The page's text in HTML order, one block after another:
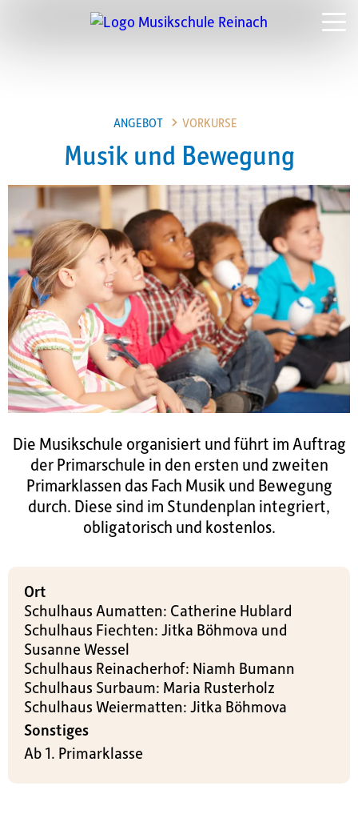
ANGEBOT > VORKURSE
Musik und Bewegung
Die Musikschule organisiert und führt im Auftrag
der Primarschule in den ersten und zweiten
Primarklassen das Fach Musik und Bewegung
durch. Diese sind im Stundenplan integriert,
obligatorisch und kostenlos.
Ort
Schulhaus Aumatten: Catherine Hublard
Schulhaus Fiechten: Jitka Böhmova und
Susanne Wessel
Schulhaus Reinacherhof: Niamh Bumann
Schulhaus Surbaum: Maria Rusterholz
Schulhaus Weiermatten: Jitka Böhmova
Sonstiges
Ab 1. Primarklasse